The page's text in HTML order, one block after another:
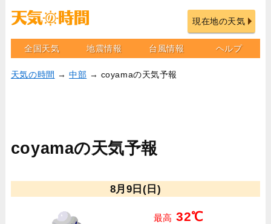
現在地の天気
全国天気 地震情報 台風情報 ヘルプ
天気の時間 →中部 → coyamaの天気予報
coyamaの天気予報
8月9日(日)
最高 32℃